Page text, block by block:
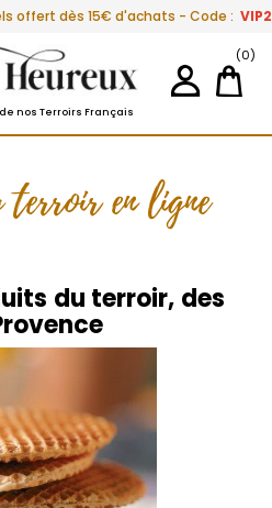
offert dès 15€ d'achats - Code :
nos Terroirs Français
(0)
en ligne
du terroir, des